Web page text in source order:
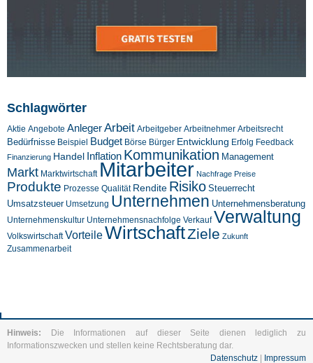
Schlagwörter
Aktie Angebote AnlegerArbeit Arbeitgeber Arbeitnehmer Arbeitsrecht
Bedürfnisse Beispiel Budget Börse Bürger Entwicklung Erfolg Feedback
Finanzierung Handel Inflation Kommunikation Management
Markt Marktwirtschaft Mitarbeiter Nachfrage Preise
Produkte Prozesse Qualität Rendite Risiko Steuerrecht
Umsatzsteuer Umsetzung Unternehmen Unternehmensberatung
Unternehmenskultur Unternehmensnachfolge Verkauf Verwaltung
Volkswirtschaft VorteileWirtschaftZiele Zukunft
Zusammenarbeit
Hinweis: Die Informationen auf dieser Seite dienen lediglich zu
Informationszwecken und stellen keine Rechtsberatung dar.
Datenschutz
Impressum